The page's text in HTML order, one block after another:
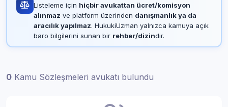
Listeleme için hiçbir avukattan ücret/komisyon
alınmaz ve platform üzerinden danışmanlık ya da
aracılık yapılmaz. HukukiUzman yalnızca kamuya açık
baro bilgilerini sunan bir rehber/dizindir.
0 Kamu Sözleşmeleri avukatı bulundu